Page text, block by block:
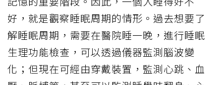
好，就是觀察睡眠周期的情形。過去想要了
解睡眠周期，需要在醫院睡一晚，進行睡眠
生理功能檢查，可以透過儀器監測腦波變
化；但現在可經由穿戴裝置，監測心跳、血